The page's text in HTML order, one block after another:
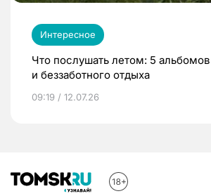
Интересное
Что послушать летом: 5
и беззаботного отдыха
09:19 / 12.07.26